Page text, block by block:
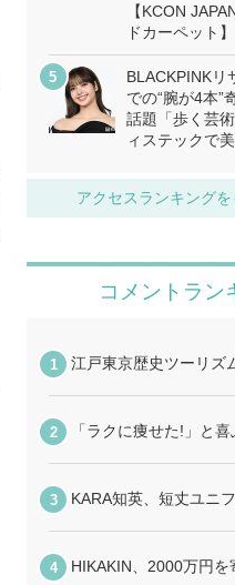
【KCON
ドカーペット】
BLACKPINKリ
での“腕が4本”
話題「歩く芸
ィステックで美
アクセスランキングを